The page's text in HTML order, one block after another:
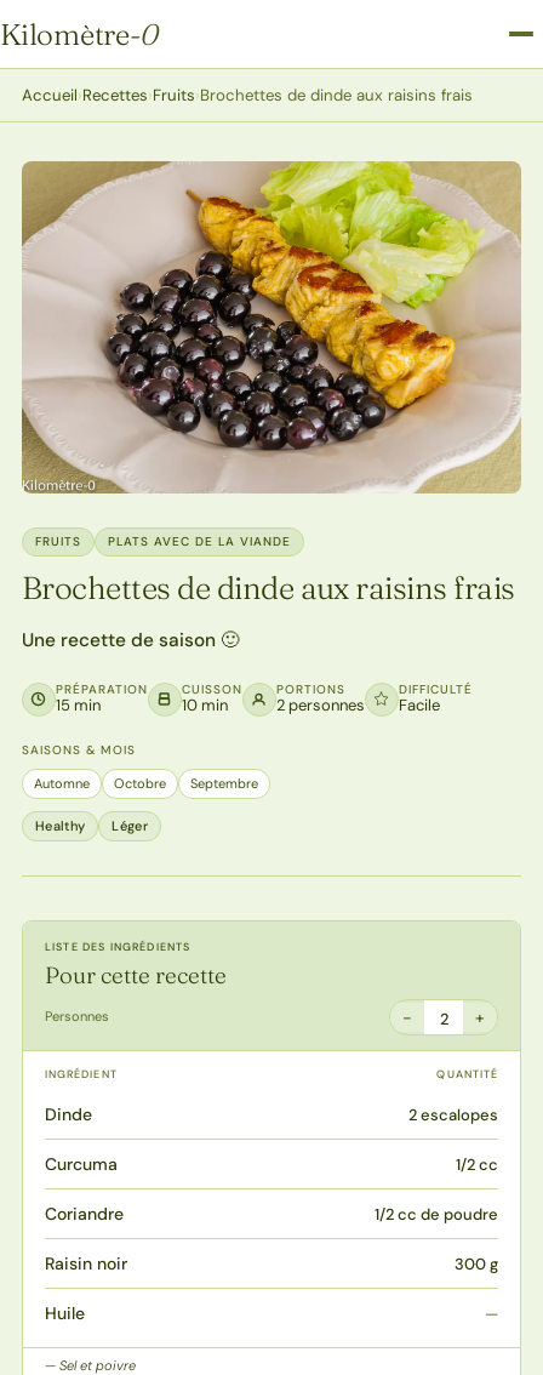
Kilomètre-0
Kilomètre-0
Accueil›Recettes›Fruits›Brochettes de dinde aux raisins frais
FRUITS PLATS AVEC DE LA VIANDE
Brochettes de dinde aux raisins frais
Une recette de saison 🙂
PRÉPARATION
15 min
CUISSON
10 min
PORTIONS
2 personnes
DIFFICULTÉ
Facile
SAISONS & MOIS
Automne Octobre Septembre
Healthy Léger
LISTE DES INGRÉDIENTS
Pour cette recette
Personnes − 2 +
INGRÉDIENT QUANTITÉ
Dinde 2 escalopes
Curcuma 1/2 cc
Coriandre 1/2 cc de poudre
Raisin noir 300 g
Huile —
Sel et poivre